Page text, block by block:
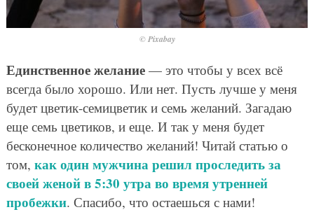
© Pixabay
Единственное желание— это чтобы у всех всё
всегда было хорошо. Или нет. Пусть лучше у меня
будет цветик-семицветик и семь желаний. Загадаю
еще семь цветиков, и еще. И так у меня будет
бесконечное количество желаний! Читай статью о
том, как один мужчина решил проследить за
своей женой в 5:30 утра во время утренней
пробежки. Спасибо, что остаешься с нами!